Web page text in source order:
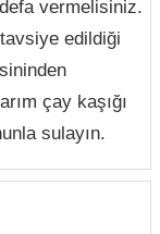
vermelisiniz.
edildiği
çay kaşığı
sulayın.